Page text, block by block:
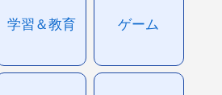
学習＆教育 ゲーム